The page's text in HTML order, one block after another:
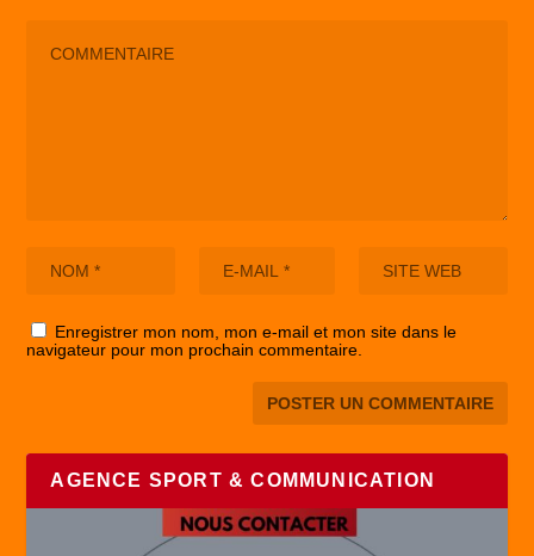
Enregistrer mon nom, mon e-mail et mon site dans le
navigateur pour mon prochain commentaire.
AGENCE SPORT & COMMUNICATION